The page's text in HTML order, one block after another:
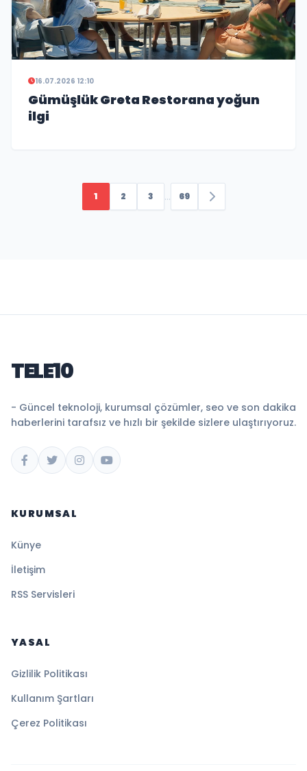
16.07.2026 12:10
Gümüşlük Greta Restorana yoğun
ilgi
1 2 3 ... 69
TELE10
- Güncel teknoloji, kurumsal çözümler, seo ve son dakika
haberlerini tarafsız ve hızlı bir şekilde sizlere ulaştırıyoruz.
KURUMSAL
Künye
İletişim
RSS Servisleri
YASAL
Gizlilik Politikası
Kullanım Şartları
Çerez Politikası